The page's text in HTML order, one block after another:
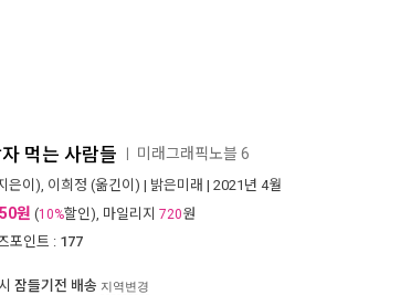
먹는 사람들 미래그래픽노블 6
은이), 이희정 (옮긴이) | 밝은미래 | 2021년 4월
원 (10%할인), 마일리지 720원
포인트 : 177
잠들기전 배송 지역변경